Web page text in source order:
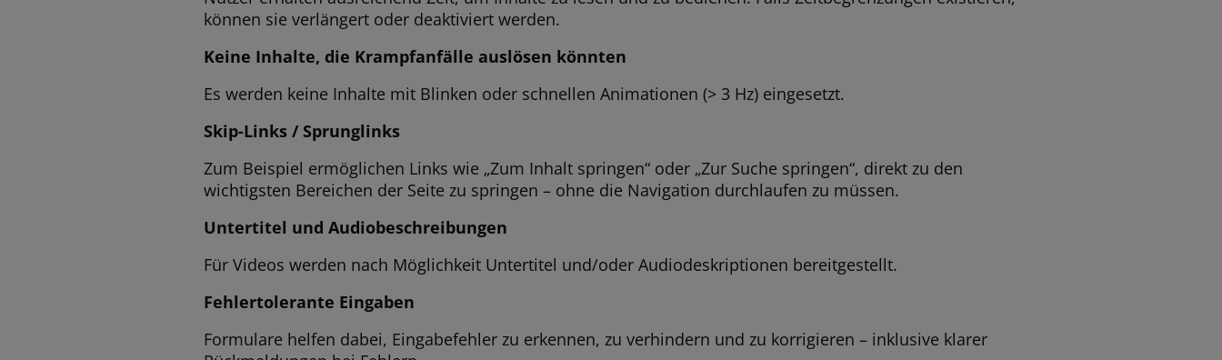
können sie verlängert oder deaktiviert werden.
Keine Inhalte, die Krampfanfälle auslösen könnten
Es werden keine Inhalte mit Blinken oder schnellen Animationen (> 3 Hz) eingesetzt.
Skip-Links / Sprunglinks
Zum Beispiel ermöglichen Links wie „Zum Inhalt springen“ oder „Zur Suche springen“, direkt zu den
wichtigsten Bereichen der Seite zu springen – ohne die Navigation durchlaufen zu müssen.
Untertitel und Audiobeschreibungen
Für Videos werden nach Möglichkeit Untertitel und/oder Audiodeskriptionen bereitgestellt.
Fehlertolerante Eingaben
Formulare helfen dabei, Eingabefehler zu erkennen, zu verhindern und zu korrigieren – inklusive klarer